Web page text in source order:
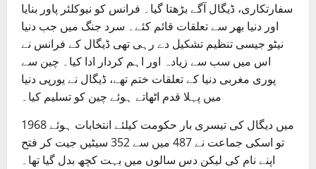
سفارتکاری، ڈیگال آگے بڑھتا گیا۔ فرانس کو نیوکلئر پاور بنایا
اور دنیا بھر سے تعلقات قائم کئے۔ سرد جنگ میں جب دنیا
نیٹو جیسی تنظیم تشکیل دے رہی تھی ڈیگال کے فرانس نے
اس میں سب سے زیادہ اور اہم کردار ادا کیا۔ چین سے
پوری مغربی دنیا کے تعلقات ختم تھے، ڈیگال نے یورپی دنیا
میں پہلا قدم اٹھاتے ہوئے چین کو تسلیم کیا۔
1968 میں دیگال کی تیسری بار حکومت کیلئے انتخابات ہوئے
تو اسکی جماعت نے 487 میں سے 352 سیٹیں جیت کر فتح
اپنے نام کی لیکن دس سالوں میں بہت کچھ بدل گیا تھا۔